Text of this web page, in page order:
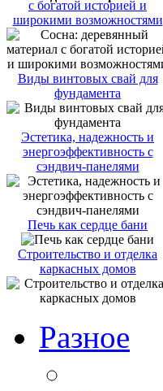
с богатой историей и
широкими возможностями
Виды винтовых свай для
фундамента
Эстетика, надежность и
энергоэффективность с
сэндвич-панелями
Печь как сердце бани
Строительство и отделка
каркасных домов
Разное